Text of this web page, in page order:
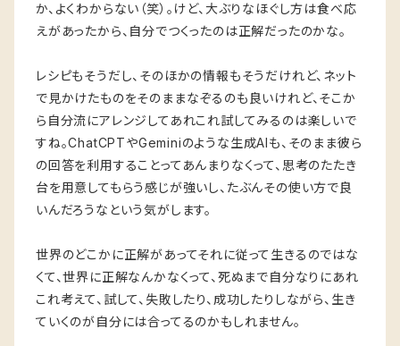
か、よくわからない（笑）。けど、大ぶりなほぐし方は食べ応
えがあったから、自分でつくったのは正解だったのかな。
レシピもそうだし、そのほかの情報もそうだけれど、ネット
で見かけたものをそのままなぞるのも良いけれど、そこか
ら自分流にアレンジしてあれこれ試してみるのは楽しいで
すね。ChatCPTやGeminiのような生成AIも、そのまま彼ら
の回答を利用することってあんまりなくって、思考のたたき
台を用意してもらう感じが強いし、たぶんその使い方で良
いんだろうなという気がします。
世界のどこかに正解があってそれに従って生きるのではな
くて、世界に正解なんかなくって、死ぬまで自分なりにあれ
これ考えて、試して、失敗したり、成功したりしながら、生き
ていくのが自分には合ってるのかもしれません。